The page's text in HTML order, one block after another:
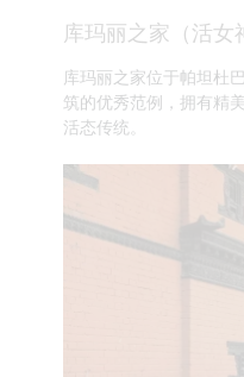
库玛丽之家（活女
库玛丽之家位于帕坦杜
筑的优秀范例，拥有精
活态传统。